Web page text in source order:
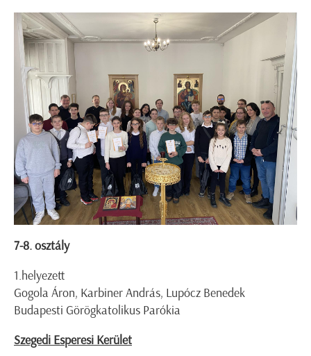
7-8. osztály
1.helyezett
Gogola Áron, Karbiner András, Lupócz Benedek
Budapesti Görögkatolikus Parókia
Szegedi Esperesi Kerület